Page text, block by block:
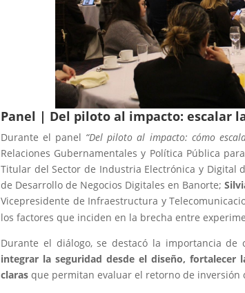
Panel | Del piloto al impacto: escalar
Durante el panel “Del piloto al impacto: cómo
Relaciones Gubernamentales y Política Pública
Titular del Sector de Industria Electrónica y Digital
de Desarrollo de Negocios Digitales en Banorte;
Vicepresidente de Infraestructura y
los factores que inciden en la brecha entre
Durante el diálogo, se destacó la importancia de
integrar la seguridad desde el diseño, fortalecer
clarasque permitan evaluar el retorno de inversión